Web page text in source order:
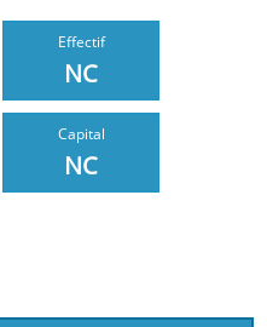
Effectif
NC
Capital
NC